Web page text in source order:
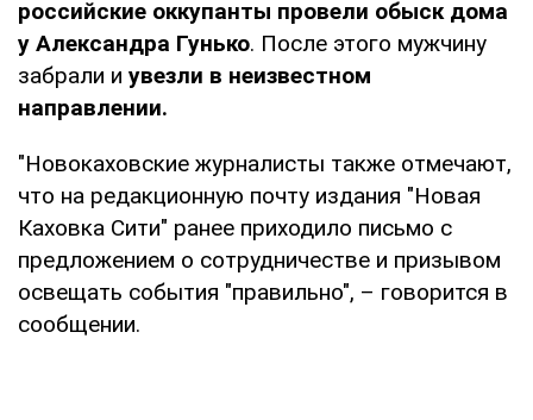
российские оккупанты провели обыск дома
у Александра Гунько. После этого мужчину
забрали и увезли в неизвестном
направлении.
"Новокаховские журналисты также отмечают,
что на редакционную почту издания "Новая
Каховка Сити" ранее приходило письмо с
предложением о сотрудничестве и призывом
освещать события "правильно", – говорится в
сообщении.